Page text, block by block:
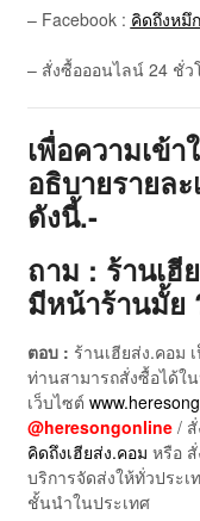
– Facebook : คิดถึงหมึ
– สั่งซื้อออนไลน์ 24 ชั่ว
เพื่อความเข้
อธิบายรายล
ดังนี้.-
ถาม : ร้านเฮี
มีหน้าร้านมั้ย
ตอบ : ร้านเฮียส่ง.คอม
ท่านสามารถสั่งซื้อได้ใ
เว็บไซต์
@heresongonline /
คิดถึงเฮียส่ง.คอม หรือ
บริการจัดส่งให้ทั่วประ
ชั้นนำในประเทศ